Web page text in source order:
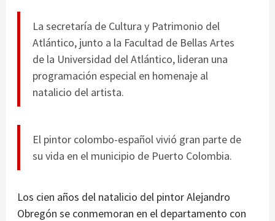
La secretaría de Cultura y Patrimonio del
Atlántico, junto a la Facultad de Bellas Artes
de la Universidad del Atlántico, lideran una
programación especial en homenaje al
natalicio del artista.
El pintor colombo-español vivió gran parte de
su vida en el municipio de Puerto Colombia.
Los cien años del natalicio del pintor Alejandro
Obregón se conmemoran en el departamento con